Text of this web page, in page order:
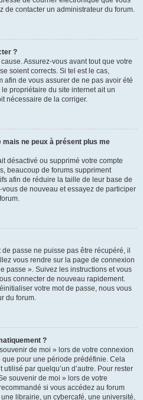
de contacter un administrateur du forum.
?
Assurez-vous avant tout que votre
soient corrects. Si tel est le cas,
afin de vous assurer de ne pas avoir été
propriétaire du site internet ait un
nécessaire de la corriger.
ne peux à présent plus me
désactivé ou supprimé votre compte
beaucoup de forums suppriment
afin de réduire la taille de leur base de
de nouveau et essayez de participer
passe ne puisse pas être récupéré, il
vous rendre sur la page de connexion
passe ». Suivez les instructions et vous
connecter de nouveau rapidement.
votre mot de passe, nous vous
du forum.
?
de moi » lors de votre connexion
pour une période prédéfinie. Cela
par quelqu’un d’autre. Pour rester
souvenir de moi » lors de votre
si vous accédez au forum
librairie, un cybercafé, une université,